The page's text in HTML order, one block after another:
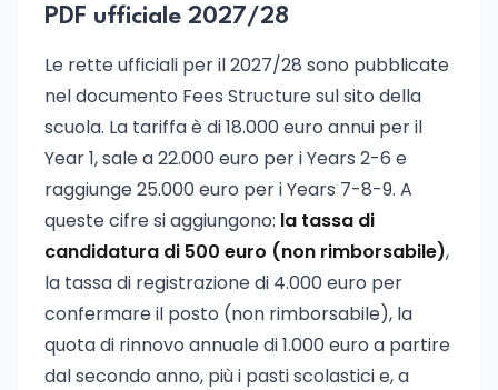
PDF ufficiale 2027/28
Le rette ufficiali per il 2027/28 sono pubblicate
nel documento Fees Structure sul sito della
scuola. La tariffa è di 18.000 euro annui per il
Year 1, sale a 22.000 euro per i Years 2-6 e
raggiunge 25.000 euro per i Years 7-8-9. A
queste cifre si aggiungono: la tassa di
candidatura di 500 euro (non rimborsabile),
la tassa di registrazione di 4.000 euro per
confermare il posto (non rimborsabile), la
quota di rinnovo annuale di 1.000 euro a partire
dal secondo anno, più i pasti scolastici e, a